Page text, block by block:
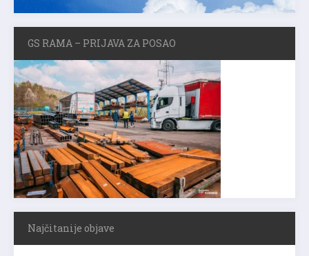
GS RAMA – PRIJAVA ZA POSAO
Najčitanije objave